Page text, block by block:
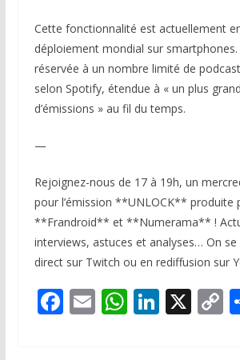
Cette fonctionnalité est actuellement
déploiement mondial sur
réservée à un nombre limité de
selon Spotify, étendue à « un plus
d’émissions » au fil du temps.
—
Rejoignez-nous de 17 à 19h, un
pour l’émission **UNLOCK** produite
**Frandroid** et **Numerama** !
interviews, astuces et analyses… On
direct sur Twitch ou en rediffusion sur
F E W Li X C